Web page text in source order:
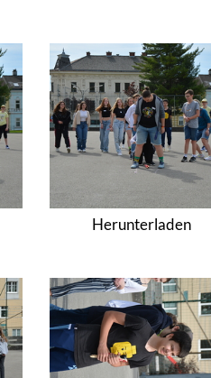
Herunterladen